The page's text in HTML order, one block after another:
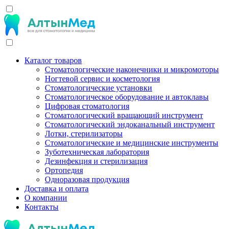
Каталог товаров
Стоматологические наконечники и микромоторы
Ногтевой сервис и косметология
Стоматологические установки
Стоматологическое оборудование и автоклавы
Цифровая стоматология
Стоматологический вращающий инструмент
Стоматологический эндоканальный инструмент
Лотки, стерилизаторы
Стоматологические и медицинские инструменты
Зуботехническая лаборатория
Дезинфекция и стерилизация
Ортопедия
Одноразовая продукция
Доставка и оплата
О компании
Контакты